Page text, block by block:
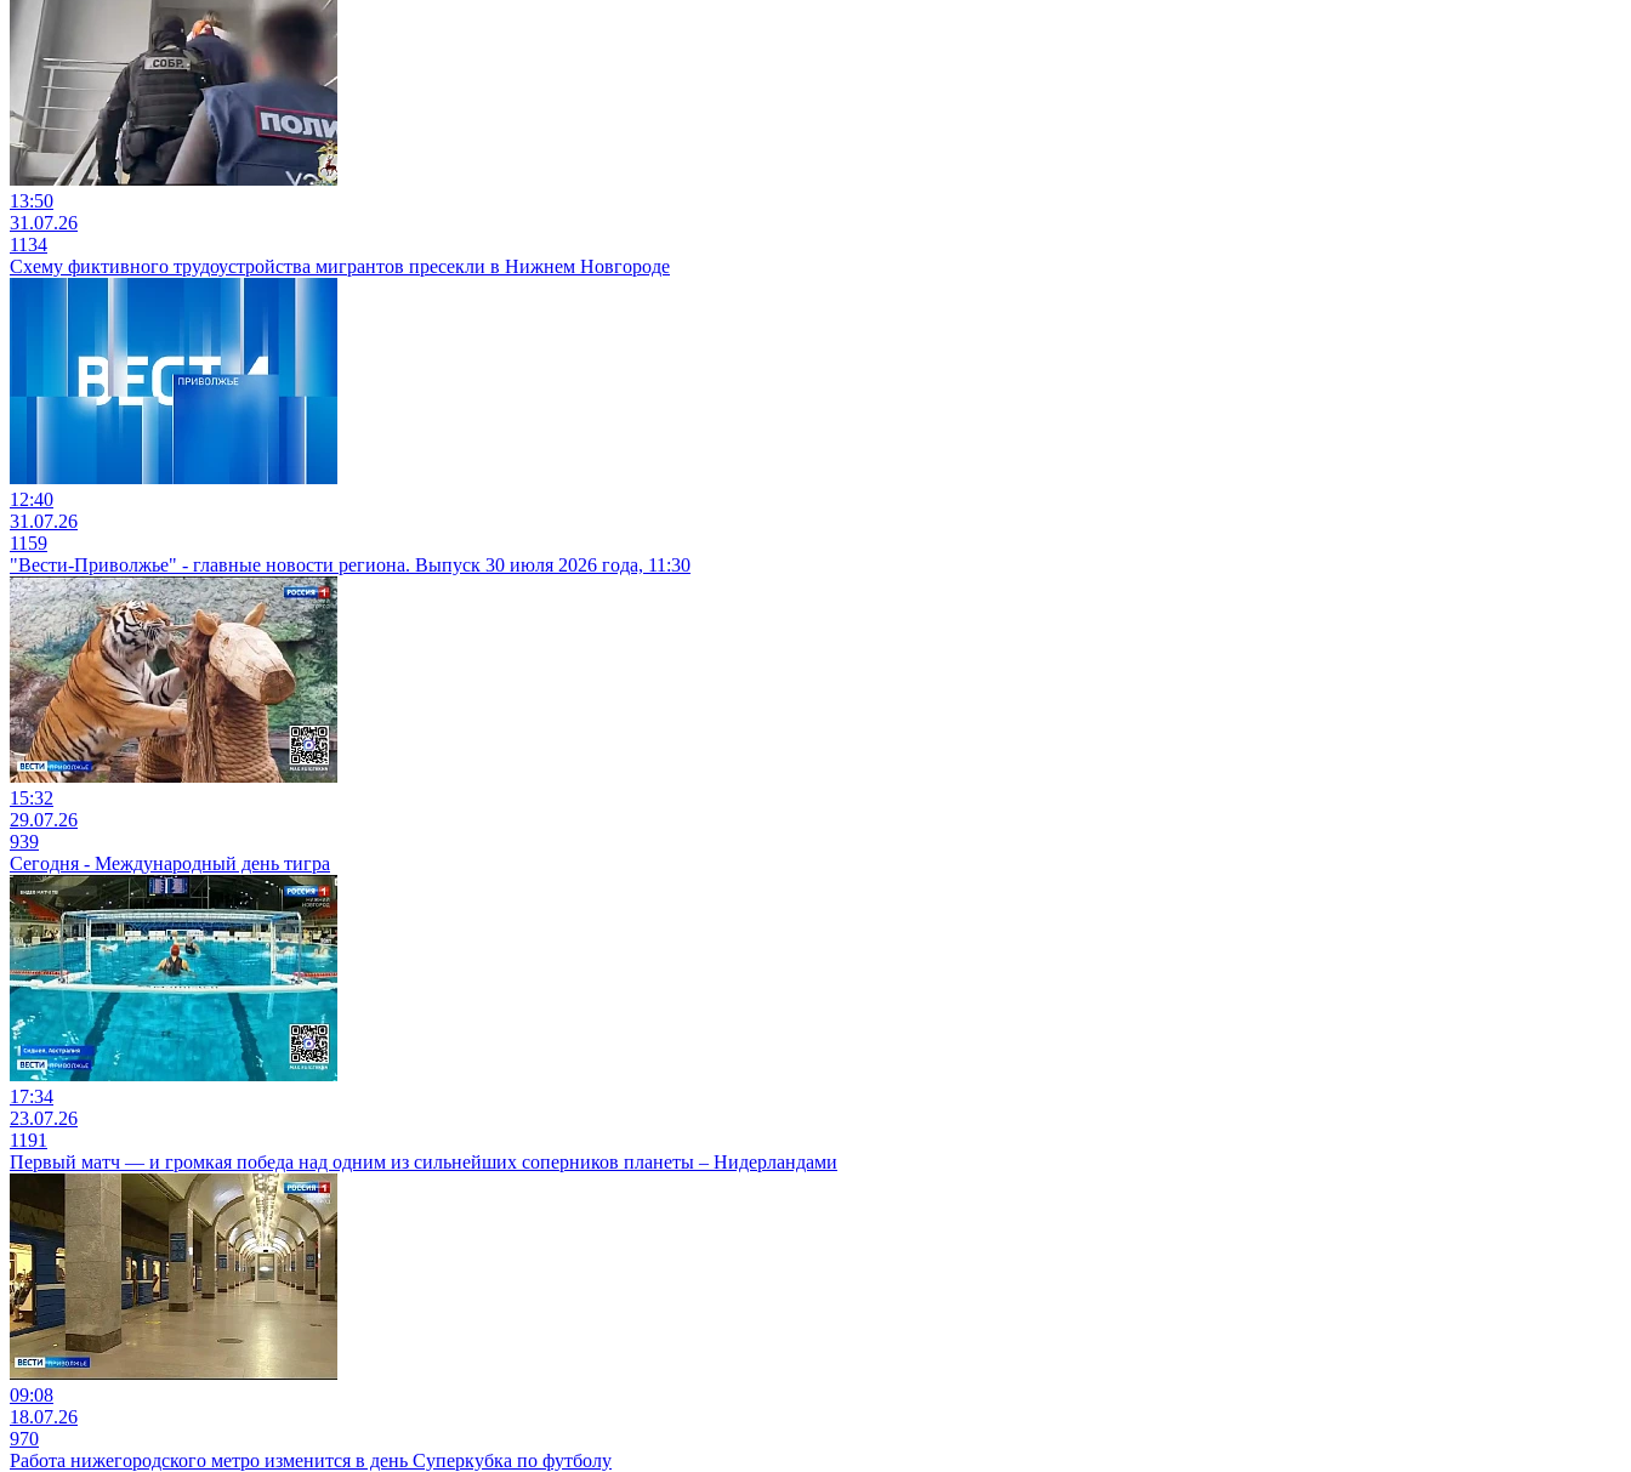
13:50
31.07.26
1134
Схему фиктивного трудоустройства мигрантов пресекли в Нижнем Новгороде
12:40
31.07.26
1159
"Вести-Приволжье" - главные новости региона. Выпуск 30 июля 2026 года, 11:30
15:32
29.07.26
939
Сегодня - Международный день тигра
17:34
23.07.26
1191
Первый матч — и громкая победа над одним из сильнейших соперников планеты – Нидерландами
09:08
18.07.26
970
Работа нижегородского метро изменится в день Суперкубка по футболу